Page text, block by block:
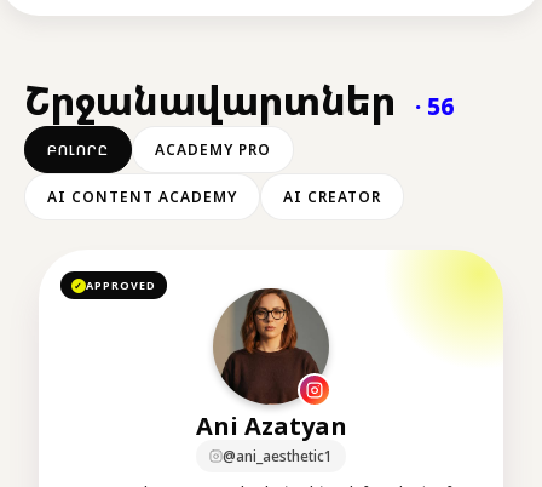
Շրջանավարտներ · 56
ԲՈԼՈՐԸ ACADEMY PRO
AI CONTENT ACADEMY AI CREATOR
✓APPROVED
Ani Azatyan
@ani_aesthetic1